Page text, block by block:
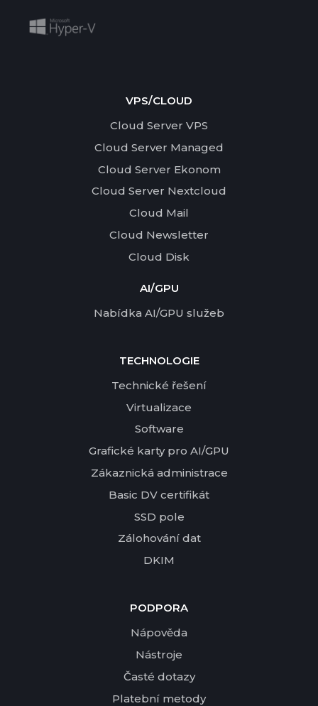
VPS/CLOUD
Cloud Server VPS
Cloud Server Managed
Cloud Server Ekonom
Cloud Server Nextcloud
Cloud Mail
Cloud Newsletter
Cloud Disk
AI/GPU
Nabídka AI/GPU služeb
TECHNOLOGIE
Technické řešení
Virtualizace
Software
Grafické karty pro AI/GPU
Zákaznická administrace
Basic DV certifikát
SSD pole
Zálohování dat
DKIM
PODPORA
Nápověda
Nástroje
Časté dotazy
Platební metody